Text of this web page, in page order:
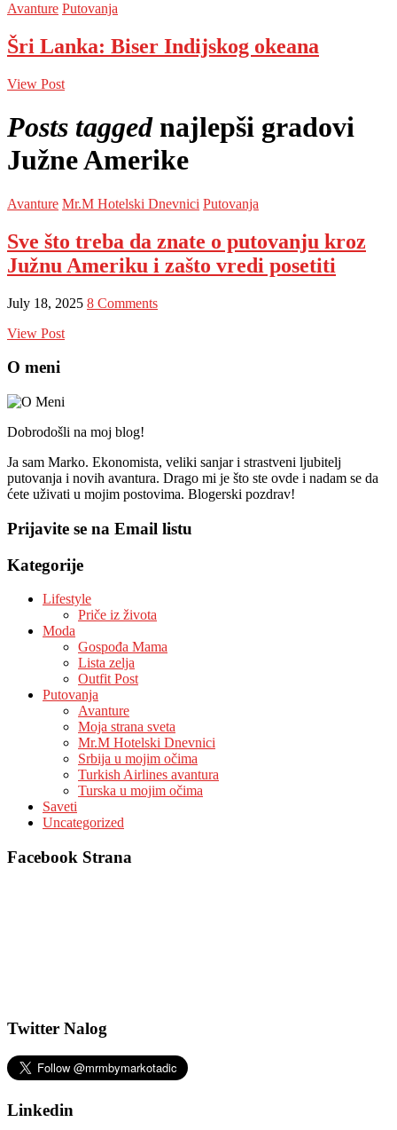
Avanture Putovanja
Šri Lanka: Biser Indijskog okeana
View Post
Posts tagged najlepši gradovi
Južne Amerike
Avanture Mr.M Hotelski Dnevnici Putovanja
Sve što treba da znate o putovanju kroz
Južnu Ameriku i zašto vredi posetiti
July 18, 2025 8 Comments
View Post
O meni
Dobrodošli na moj blog!
Ja sam Marko. Ekonomista, veliki sanjar i strastveni ljubitelj
putovanja i novih avantura. Drago mi je što ste ovde i nadam se da
ćete uživati u mojim postovima. Blogerski pozdrav!
Prijavite se na Email listu
Kategorije
Lifestyle
Priče iz života
Moda
Gospođa Mama
Lista zelja
Outfit Post
Putovanja
Avanture
Moja strana sveta
Mr.M Hotelski Dnevnici
Srbija u mojim očima
Turkish Airlines avantura
Turska u mojim očima
Saveti
Uncategorized
Facebook Strana
Twitter Nalog
Linkedin